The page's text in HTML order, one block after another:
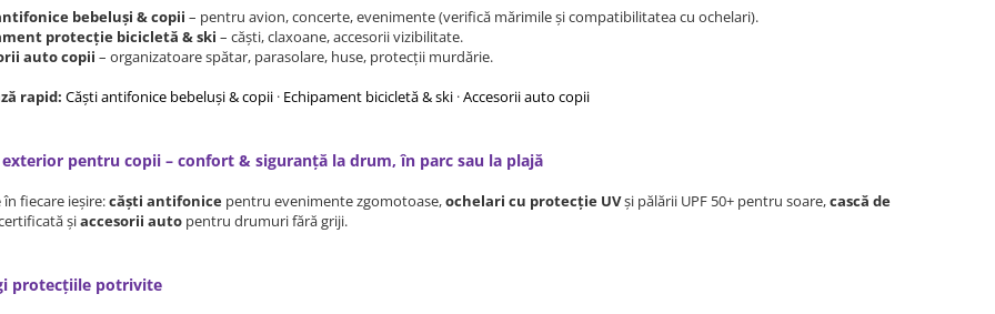
bebeluși & copii – pentru avion, concerte, evenimente (verifică mărimile și compatibilitatea cu ochelari).
protecție bicicletă & ski – căști, claxoane, accesorii vizibilitate.
auto copii – organizatoare spătar, parasolare, huse, protecții murdărie.
rapid: Căști antifonice bebeluși & copii · Echipament bicicletă & ski ·Accesorii auto copii
pentru copii – confort & siguranță la drum, în parc sau la plajă
fiecare ieșire:căști antifonice pentru evenimente zgomotoase,ochelari cu protecție UVși pălării UPF 50+ pentru soare,cască de
șiaccesorii auto pentru drumuri fără griji.
protecțiile potrivite